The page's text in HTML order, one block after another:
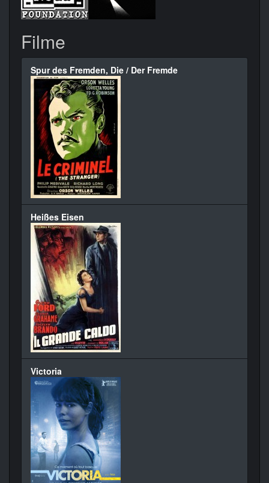
Filme
Spur des Fremden, Die / Der Fremde
Heißes Eisen
Victoria